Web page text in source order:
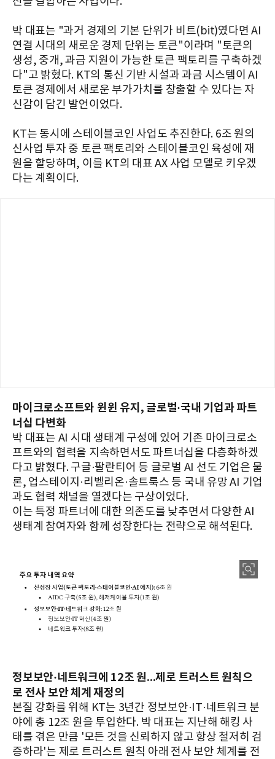
박 대표는 "과거 경제의 기본 단위가 비트(bit)였다면 AI
연결 시대의 새로운 경제 단위는 토큰"이라며 "토큰의
생성, 중개, 과금 지원이 가능한 토큰 팩토리를 구축하겠
다"고 밝혔다. KT의 통신 기반 시설과 과금 시스템이 AI
토큰 경제에서 새로운 부가가치를 창출할 수 있다는 자
신감이 담긴 발언이었다.
KT는 동시에 스테이블코인 사업도 추진한다. 6조 원의
신사업 투자 중 토큰 팩토리와 스테이블코인 육성에 재
원을 할당하며, 이를 KT의 대표 AX 사업 모델로 키우겠
다는 계획이다.
마이크로소프트와 윈윈 유지, 글로벌·국내 기업과 파트
너십 다변화
박 대표는 AI 시대 생태계 구성에 있어 기존 마이크로소
프트와의 협력을 지속하면서도 파트너십을 다층화하겠
다고 밝혔다. 구글·팔란티어 등 글로벌 AI 선도 기업은 물
론, 업스테이지·리벨리온·솔트룩스 등 국내 유망 AI 기업
과도 협력 채널을 열겠다는 구상이었다.
이는 특정 파트너에 대한 의존도를 낮추면서 다양한 AI
생태계 참여자와 함께 성장한다는 전략으로 해석된다.
정보보안·네트워크에 12조 원...제로 트러스트 원칙으
로 전사 보안 체계 재정의
본질 강화를 위해 KT는 3년간 정보보안·IT·네트워크 분
야에 총 12조 원을 투입한다. 박 대표는 지난해 해킹 사
태를 겪은 만큼 '모든 것을 신뢰하지 않고 항상 철저히 검
증하라'는 제로 트러스트 원칙 아래 전사 보안 체계를 전